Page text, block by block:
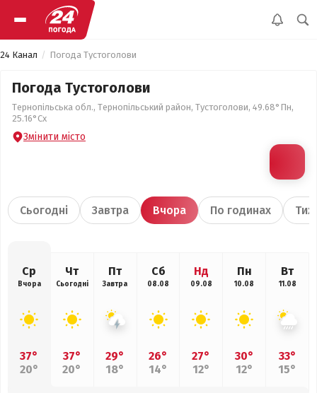
24 Канал Погода Тустоголови
Погода Тустоголови
Тернопільська обл., Тернопільський район, Тустоголови, 49.68°Пн,
25.16°Сх
Змінити місто
Сьогодні Завтра Вчора По годинах
Ср
Вчора
37°
20°
Чт
Сьогодні
37°
20°
Пт
Завтра
29°
18°
Сб
08.08
26°
14°
Нд
09.08
27°
12°
Пн
10.08
30°
12°
Вт
11.08
33°
15°